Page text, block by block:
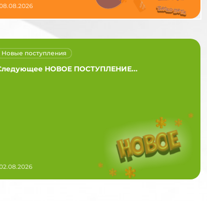
НОВОЕ ПОСТУПЛЕНИЕ...
Новые поступления